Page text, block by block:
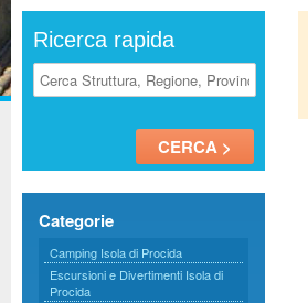
Ricerca rapida
Categorie
Camping Isola di Procida
Escursioni e Divertimenti Isola di
Procida